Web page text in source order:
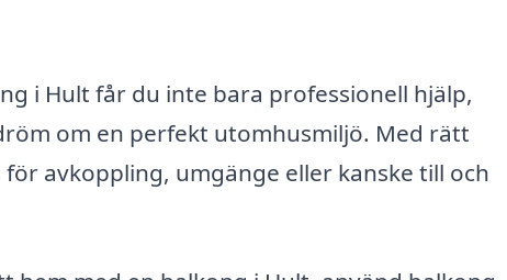
i Hult får du inte bara professionell hjälp,
om en perfekt utomhusmiljö. Med rätt
avkoppling, umgänge eller kanske till och